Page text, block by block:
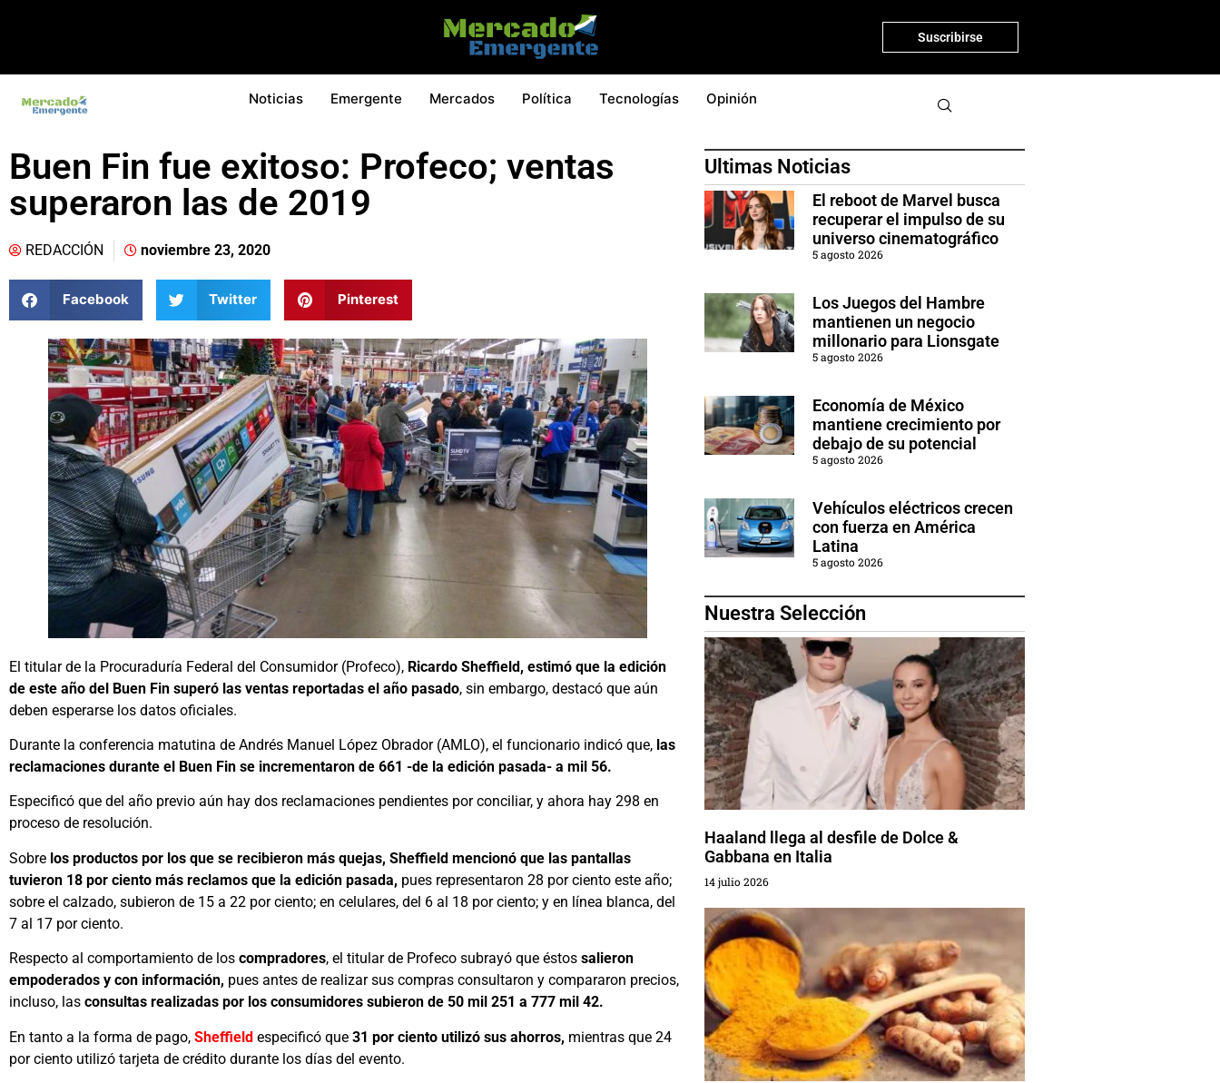
Suscribirse
Noticias Emergente Mercados Política Tecnologías Opinión
Buen Fin fue exitoso: Profeco; ventas
superaron las de 2019
REDACCIÓN noviembre 23, 2020
Facebook Twitter Pinterest
El titular de la Procuraduría Federal del Consumidor (Profeco), Ricardo Sheffield, estimó que la edición
de este año del Buen Fin superó las ventas reportadas el año pasado, sin embargo, destacó que aún
deben esperarse los datos oficiales.
Durante la conferencia matutina de Andrés Manuel López Obrador (AMLO), el funcionario indicó que, las
reclamaciones durante el Buen Fin se incrementaron de 661 -de la edición pasada- a mil 56.
Especificó que del año previo aún hay dos reclamaciones pendientes por conciliar, y ahora hay 298 en
proceso de resolución.
Sobre los productos por los que se recibieron más quejas, Sheffield mencionó que las pantallas
tuvieron 18 por ciento más reclamos que la edición pasada, pues representaron 28 por ciento este año;
sobre el calzado, subieron de 15 a 22 por ciento; en celulares, del 6 al 18 por ciento; y en línea blanca, del
7 al 17 por ciento.
Respecto al comportamiento de los compradores, el titular de Profeco subrayó que éstos salieron
empoderados y con información, pues antes de realizar sus compras consultaron y compararon precios,
incluso, las consultas realizadas por los consumidores subieron de 50 mil 251 a 777 mil 42.
En tanto a la forma de pago, Sheffield especificó que 31 por ciento utilizó sus ahorros, mientras que 24
por ciento utilizó tarjeta de crédito durante los días del evento.
Ultimas Noticias
El reboot de Marvel busca
recuperar el impulso de su
universo cinematográfico
5 agosto 2026
Los Juegos del Hambre
mantienen un negocio
millonario para Lionsgate
5 agosto 2026
Economía de México
mantiene crecimiento por
debajo de su potencial
5 agosto 2026
Vehículos eléctricos crecen
con fuerza en América
Latina
5 agosto 2026
Nuestra Selección
Haaland llega al desfile de Dolce &
Gabbana en Italia
14 julio 2026